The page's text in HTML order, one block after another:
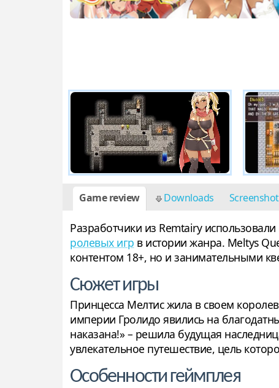
Game review Downloads
Разработчики из Remtairy
ролевых игр в истории жанра. Meltys
контентом 18+, но и занимательными
Сюжет игры
Принцесса Мелтис жила в своем
империи Гролидо явились на
наказана!» – решила будущая
увлекательное путешествие, цель
Особенности геймплея